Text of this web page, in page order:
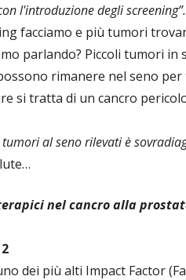
l'introduzione degli screening”.
facciamo e più tumori
parlando? Piccoli tumori in
rimanere nel seno
si tratta di un cancro
tumori al seno rilevati è
nel cancro alla
dei più alti Impact Factor